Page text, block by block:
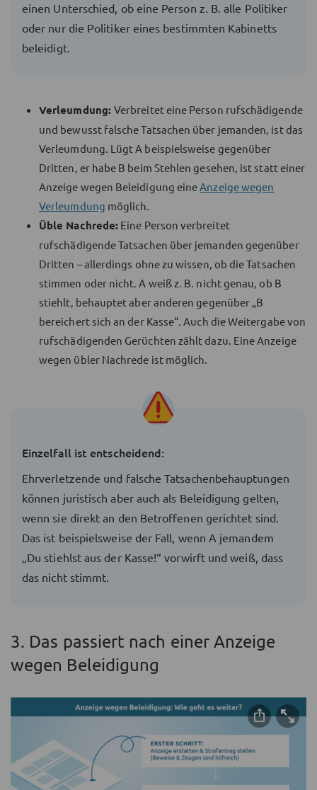
einen Unterschied, ob eine Person z. B. alle Politiker
oder nur die Politiker eines bestimmten Kabinetts
beleidigt.
Verleumdung: Verbreitet eine Person rufschädigende
und bewusst falsche Tatsachen über jemanden, ist das
Verleumdung. Lügt A beispielsweise gegenüber
Dritten, er habe B beim Stehlen gesehen, ist statt einer
Anzeige wegen Beleidigung eine Anzeige wegen
Verleumdung möglich.
Üble Nachrede: Eine Person verbreitet
rufschädigende Tatsachen über jemanden gegenüber
Dritten – allerdings ohne zu wissen, ob die Tatsachen
stimmen oder nicht. A weiß z. B. nicht genau, ob B
stiehlt, behauptet aber anderen gegenüber „B
bereichert sich an der Kasse“. Auch die Weitergabe von
rufschädigenden Gerüchten zählt dazu. Eine Anzeige
wegen übler Nachrede ist möglich.
Einzelfall ist entscheidend:
Ehrverletzende und falsche Tatsachenbehauptungen
können juristisch aber auch als Beleidigung gelten,
wenn sie direkt an den Betroffenen gerichtet sind.
Das ist beispielsweise der Fall, wenn A jemandem
„Du stiehlst aus der Kasse!“ vorwirft und weiß, dass
das nicht stimmt.
3. Das passiert nach einer Anzeige
wegen Beleidigung